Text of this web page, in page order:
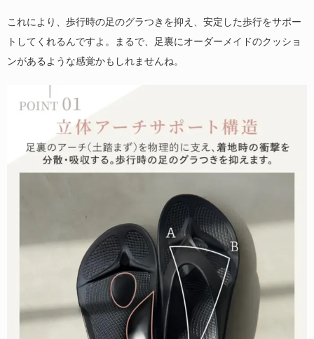
これにより、歩行時の足のグラつきを抑え、安定した歩行をサポー
トしてくれるんですよ。まるで、足裏にオーダーメイドのクッショ
ンがあるような感覚かもしれませんね。